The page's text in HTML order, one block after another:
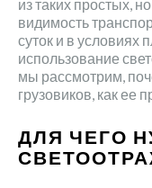
из таких простых,
видимость
суток и в условиях
использование
мы рассмотрим,
грузовиков, как ее
ДЛЯ ЧЕГО